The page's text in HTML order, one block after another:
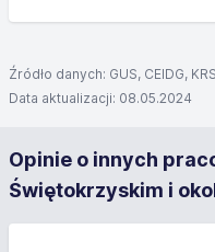
Źródło danych: GUS, CEIDG, KRS
Data aktualizacji: 08.05.2024
Opinie o innych
Świętokrzyskim i